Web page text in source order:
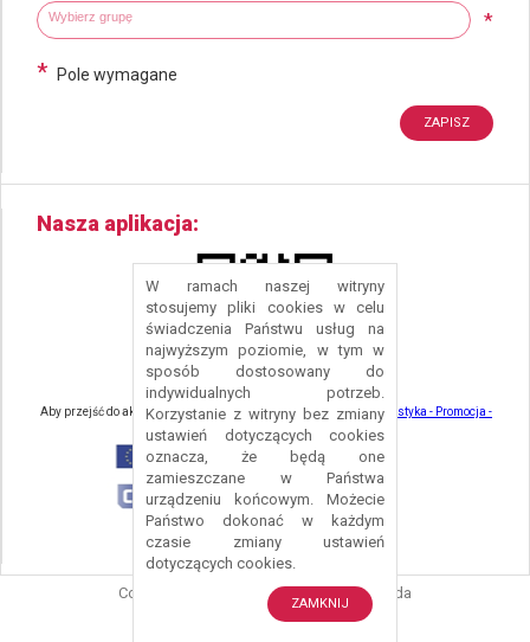
W ramach naszej witryny
stosujemy pliki cookies w celu
świadczenia Państwu usług na
najwyższym poziomie, w tym w
sposób dostosowany do
indywidualnych potrzeb.
Korzystanie z witryny bez zmiany
ustawień dotyczących cookies
oznacza, że będą one
zamieszczane w Państwa
urządzeniu końcowym. Możecie
Państwo dokonać w każdym
czasie zmiany ustawień
dotyczących cookies.
ZAMKNIJ
Wybierz grupy tematyczne *
Wpisz wyszukiwaną fraze
* Pole wymagane
Nasza aplikacja
Aby przejść do aktualności związanych z turystyką - kliknij tu:Turystyka - Promocja -
Strefa Turysty - Gmina Nowa Ruda
Copyright © 2016 Urząd Gminy Nowa Ruda